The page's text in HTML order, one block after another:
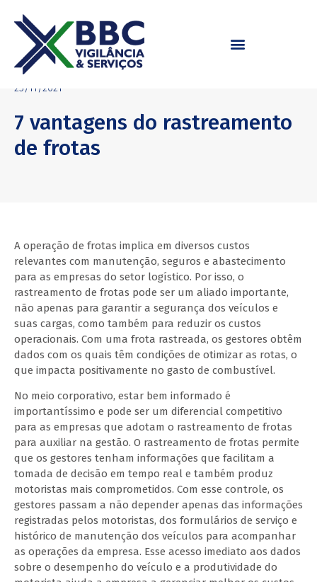
25/11/2021
7 vantagens do rastreamento
de frotas
A operação de frotas implica em diversos custos
relevantes com manutenção, seguros e abastecimento
para as empresas do setor logístico. Por isso, o
rastreamento de frotas pode ser um aliado importante,
não apenas para garantir a segurança dos veículos e
suas cargas, como também para reduzir os custos
operacionais. Com uma frota rastreada, os gestores obtêm
dados com os quais têm condições de otimizar as rotas, o
que impacta positivamente no gasto de combustível.
No meio corporativo, estar bem informado é
importantíssimo e pode ser um diferencial competitivo
para as empresas que adotam o rastreamento de frotas
para auxiliar na gestão. O rastreamento de frotas permite
que os gestores tenham informações que facilitam a
tomada de decisão em tempo real e também produz
motoristas mais comprometidos. Com esse controle, os
gestores passam a não depender apenas das informações
registradas pelos motoristas, dos formulários de serviço e
histórico de manutenção dos veículos para acompanhar
as operações da empresa. Esse acesso imediato aos dados
sobre o desempenho do veículo e a produtividade do